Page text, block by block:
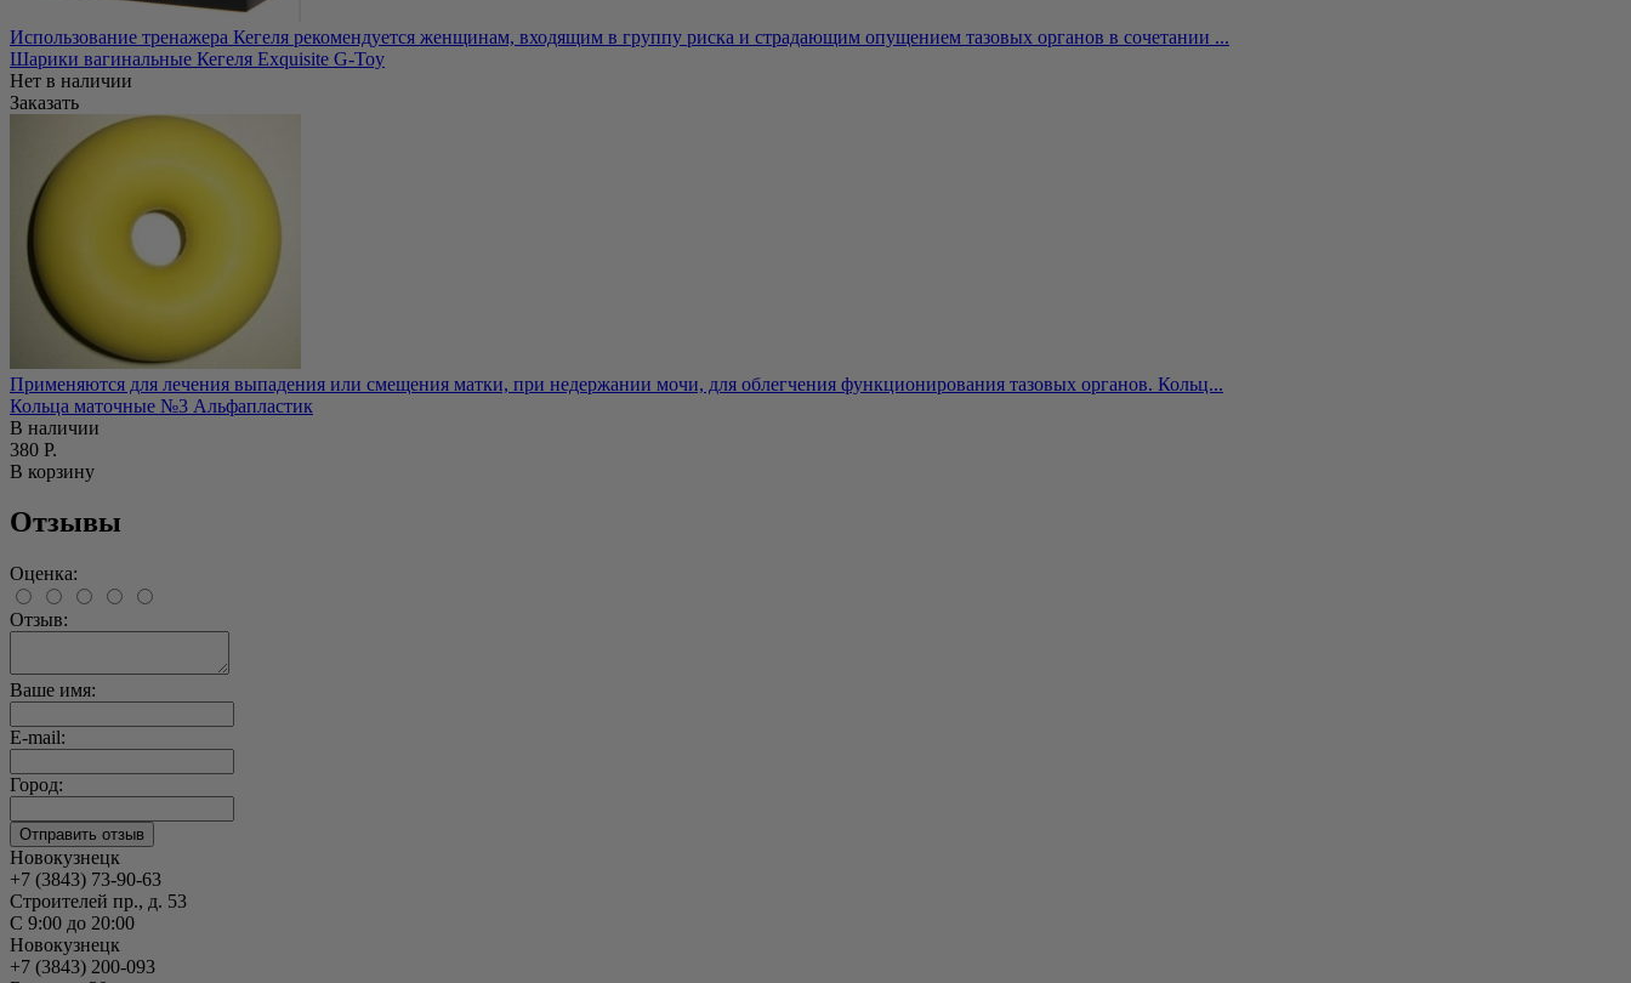
Использование тренажера Кегеля рекомендуется женщинам, входящим в группу риска и страдающим опущением тазовых органов в сочетании ...
Шарики вагинальные Кегеля Exquisite G-Toy
Нет в наличии
Заказать
Применяются для лечения выпадения или смещения матки, при недержании мочи, для облегчения функционирования тазовых органов. Кольц...
Кольца маточные №3 Альфапластик
В наличии
380 Р.
В корзину
Отзывы
Оценка:
Отзыв:
Ваше имя:
E-mail:
Город:
Новокузнецк
+7 (3843) 73-90-63
Строителей пр., д. 53
С 9:00 до 20:00
Новокузнецк
+7 (3843) 200-093